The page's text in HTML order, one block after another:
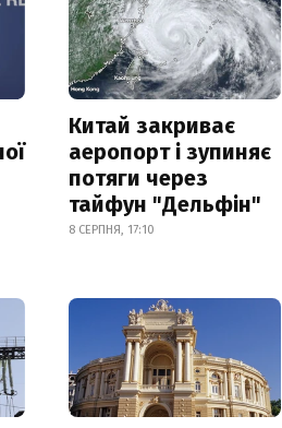
Китай закриває
аеропорт і зупиняє
потяги через
тайфун "Дельфін"
8 СЕРПНЯ, 17:10